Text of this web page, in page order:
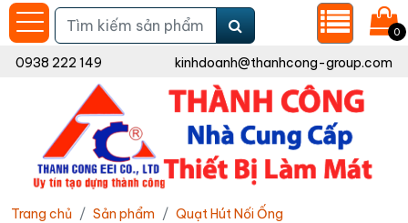
0
0938 222 149 kinhdoanh@thanhcong-group.com
Trang chủ Sản phẩm Quạt Hút Nối Ống